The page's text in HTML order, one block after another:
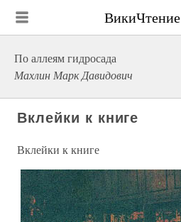
ВикиЧтение
По аллеям гидросада
Махлин Марк Давидович
Вклейки к книге
Вклейки к книге